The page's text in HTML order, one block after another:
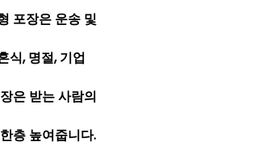
포장은 운송 및
식, 명절, 기업
은 받는 사람의
층 높여줍니다.